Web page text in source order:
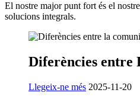
El nostre major punt fort és el
solucions integrals.
Diferències entre
Llegeix-ne més 2025-11-20